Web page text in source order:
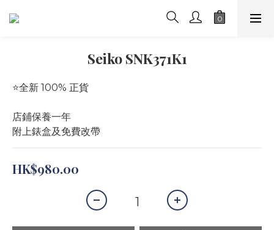
Seiko SNK371K1
⭐️全新 100% 正貨
店鋪保養一年
附上錶盒及免費改帶
HK$980.00